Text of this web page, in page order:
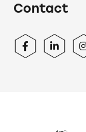
Contact